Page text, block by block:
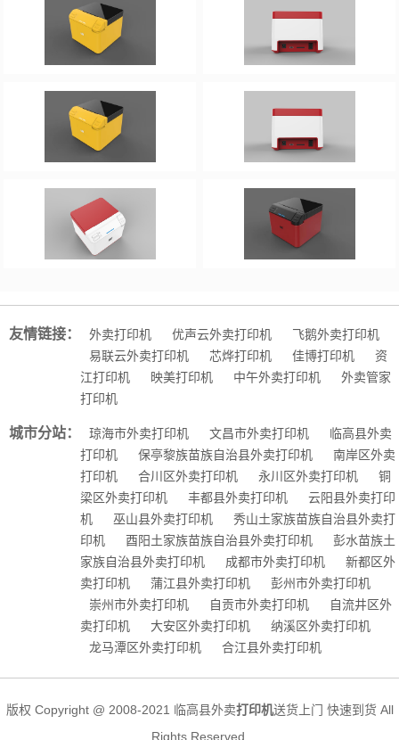
友情链接： 外卖打印机 优声云外卖打印机
飞鹅外卖打印机
易联云外卖打印机
芯烨打印机 佳博打印机
资
江打印机
映美打印机 中午外卖打印机
外卖管家
打印机
城市分站： 琼海市外卖打印机 文昌市外卖打印机
临高县外卖
打印机
保亭黎族苗族自治县外卖打印机
南岸区外卖
打印机
合川区外卖打印机 永川区外卖打印机
铜
梁区外卖打印机
丰都县外卖打印机
云阳县外卖打印
机
巫山县外卖打印机
秀山土家族苗族自治县外卖打
印机
酉阳土家族苗族自治县外卖打印机
彭水苗族土
家族自治县外卖打印机
成都市外卖打印机
新都区外
卖打印机
蒲江县外卖打印机
彭州市外卖打印机
崇州市外卖打印机
自贡市外卖打印机
自流井区外
卖打印机
大安区外卖打印机
纳溪区外卖打印机
龙马潭区外卖打印机
合江县外卖打印机
版权 Copyright @ 2008-2021 临高县外卖打印机送货上门 快速到货 All
Rights Reserved.